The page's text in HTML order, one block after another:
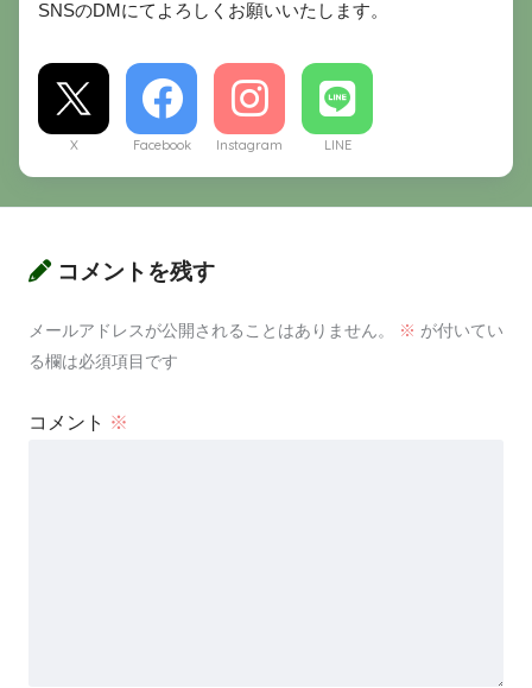
SNSのDMにてよろしくお願いいたします。
X Facebook Instagram LINE
コメントを残す
メールアドレスが公開されることはありません。 ※ が付いてい
る欄は必須項目です
コメント ※